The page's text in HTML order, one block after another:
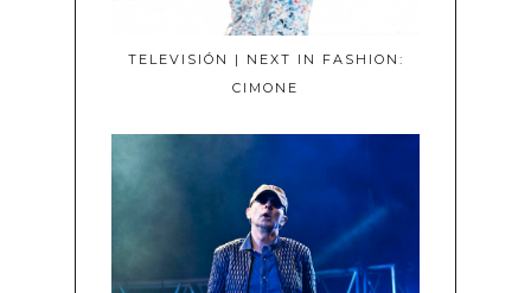
TELEVISIÓN | NEXT IN FASHION:
CIMONE